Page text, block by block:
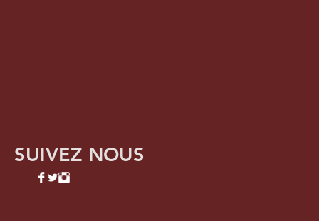
SUIVEZ NOUS